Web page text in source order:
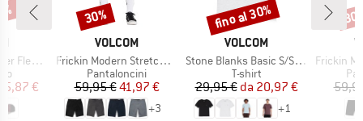
Hat
prodotti
ridotto
€
MARCHIO
VOLCOM
Articolo
Frickin Modern Stretch Short 21
Gruppo di prodotti
Pantaloncini
Prezzo
59,95 €Prezzo ridotto
41,97 €
+3
Sconto
30%
MARCHIO
VOLCOM
Articolo
Stone Blanks Basic S/S Tee
Gruppo di prodotti
T-shirt
Prezzo
29,95 € Prezzo ridotto
da 20,97 €
+1
Sconto
fino al 30%
Articolo
Frickin